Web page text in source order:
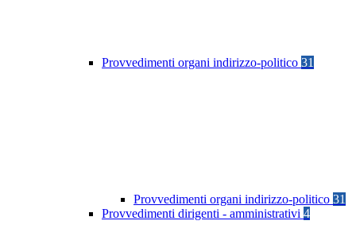
Provvedimenti organi indirizzo-politico 31
Provvedimenti organi indirizzo-politico 31
Provvedimenti dirigenti - amministrativi 4